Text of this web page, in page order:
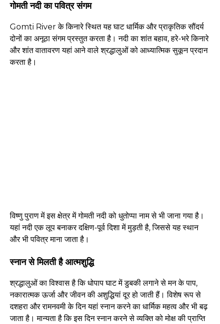
गोमती नदी का पवित्र संगम
Gomti River के किनारे स्थित यह घाट धार्मिक और प्राकृतिक सौंदर्य
दोनों का अनूठा संगम प्रस्तुत करता है। नदी का शांत बहाव, हरे-भरे किनारे
और शांत वातावरण यहां आने वाले श्रद्धालुओं को आध्यात्मिक सुकून प्रदान
करता है।
विष्णु पुराण में इस क्षेत्र में गोमती नदी को धुतोप्पा नाम से भी जाना गया है।
यहां नदी एक लूप बनाकर दक्षिण-पूर्व दिशा में मुड़ती है, जिससे यह स्थान
और भी पवित्र माना जाता है।
स्नान से मिलती है आत्मशुद्धि
श्रद्धालुओं का विश्वास है कि धोपाप घाट में डुबकी लगाने से मन के पाप,
नकारात्मक ऊर्जा और जीवन की अशुद्धियां दूर हो जाती हैं। विशेष रूप से
दशहरा और रामनवमी के दिन यहां स्नान करने का धार्मिक महत्व और भी बढ़
जाता है। मान्यता है कि इस दिन स्नान करने से व्यक्ति को मोक्ष की प्राप्ति